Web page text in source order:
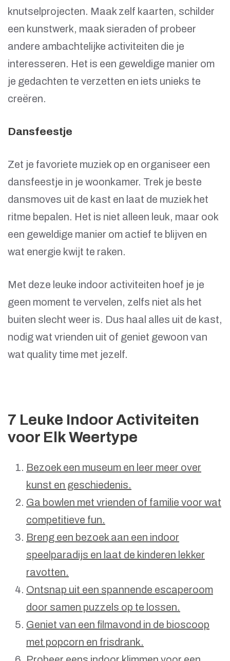
knutselprojecten. Maak zelf kaarten, schilder
een kunstwerk, maak sieraden of probeer
andere ambachtelijke activiteiten die je
interesseren. Het is een geweldige manier om
je gedachten te verzetten en iets unieks te
creëren.
Dansfeestje
Zet je favoriete muziek op en organiseer een
dansfeestje in je woonkamer. Trek je beste
dansmoves uit de kast en laat de muziek het
ritme bepalen. Het is niet alleen leuk, maar ook
een geweldige manier om actief te blijven en
wat energie kwijt te raken.
Met deze leuke indoor activiteiten hoef je je
geen moment te vervelen, zelfs niet als het
buiten slecht weer is. Dus haal alles uit de kast,
nodig wat vrienden uit of geniet gewoon van
wat quality time met jezelf.
7 Leuke Indoor Activiteiten
voor Elk Weertype
Bezoek een museum en leer meer over
kunst en geschiedenis.
Ga bowlen met vrienden of familie voor wat
competitieve fun.
Breng een bezoek aan een indoor
speelparadijs en laat de kinderen lekker
ravotten.
Ontsnap uit een spannende escaperoom
door samen puzzels op te lossen.
Geniet van een filmavond in de bioscoop
met popcorn en frisdrank.